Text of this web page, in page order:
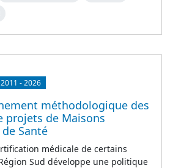
2011 -2026
méthodologique des
projets de Maisons
Santé
médicale de certains
Sud développe une politique